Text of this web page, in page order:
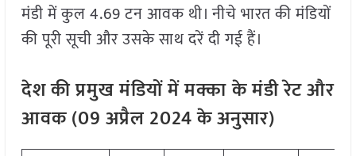
मंडी में कुल 4.69 टन आवक थी। नीचे भारत की मंडियों
की पूरी सूची और उसके साथ दरें दी गई हैं।
देश की प्रमुख मंडियों में मक्काके मंडी रेट और
आवक (09 अप्रैल 2024 के अनुसार)